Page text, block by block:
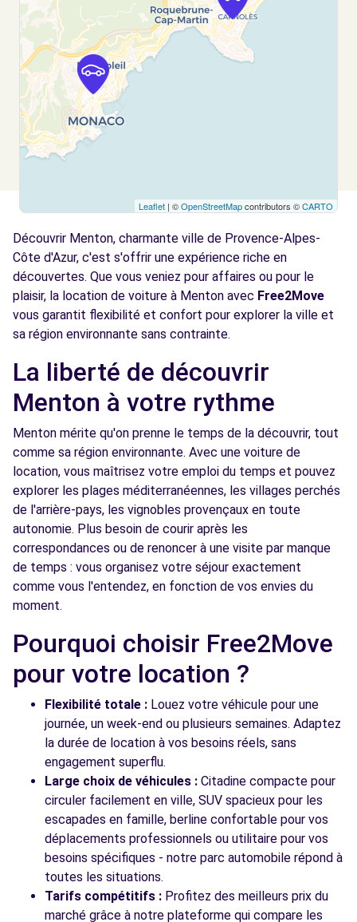
Leaflet | ©OpenStreetMapcontributors ©CARTO
Découvrir Menton, charmante ville de Provence-Alpes-
Côte d'Azur, c'est s'offrir une expérience riche en
découvertes. Que vous veniez pour affaires ou pour le
plaisir, la location de voiture à Menton avec Free2Move
vous garantit flexibilité et confort pour explorer la ville et
sa région environnante sans contrainte.
La liberté de découvrir
Menton à votre rythme
Menton mérite qu'on prenne le temps de la découvrir, tout
comme sa région environnante. Avec une voiture de
location, vous maîtrisez votre emploi du temps et pouvez
explorer les plages méditerranéennes, les villages perchés
de l'arrière-pays, les vignobles provençaux en toute
autonomie. Plus besoin de courir après les
correspondances ou de renoncer à une visite par manque
de temps : vous organisez votre séjour exactement
comme vous l'entendez, en fonction de vos envies du
moment.
Pourquoi choisir Free2Move
pour votre location ?
Flexibilité totale : Louez votre véhicule pour une
journée, un week-end ou plusieurs semaines. Adaptez
la durée de location à vos besoins réels, sans
engagement superflu.
Large choix de véhicules : Citadine compacte pour
circuler facilement en ville, SUV spacieux pour les
escapades en famille, berline confortable pour vos
déplacements professionnels ou utilitaire pour vos
besoins spécifiques - notre parc automobile répond à
toutes les situations.
Tarifs compétitifs : Profitez des meilleurs prix du
marché grâce à notre plateforme qui compare les